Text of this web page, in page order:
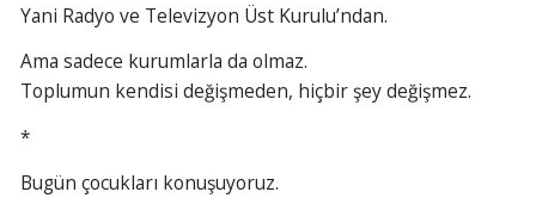
Yani Radyo ve Televizyon Üst Kurulu’ndan.
Ama sadece kurumlarla da olmaz.
Toplumun kendisi değişmeden, hiçbir şey değişmez.
*
Bugün çocukları konuşuyoruz.